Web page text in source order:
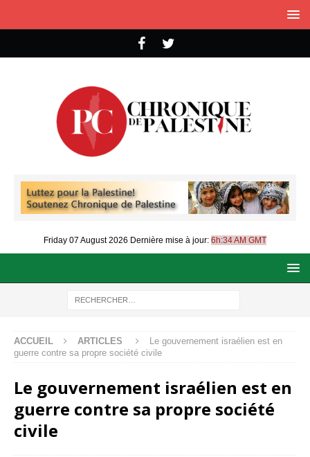
Friday 07 August 2026 Dernière mise à jour: 6h:34 AM GMT
ACCUEIL ARTICLES
Le gouvernement israélien est en
guerre contre sa propre société civile
Le gouvernement israélien est en
guerre contre sa propre société
civile